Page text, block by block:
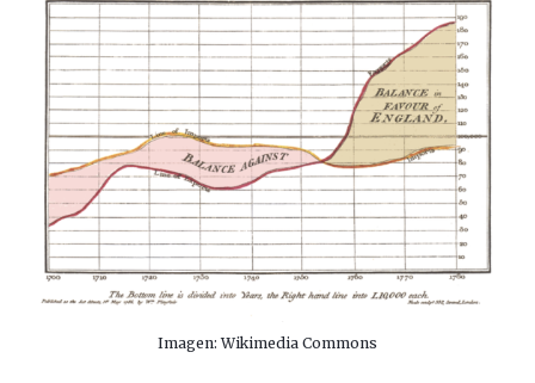
Imagen: Wikimedia Commons